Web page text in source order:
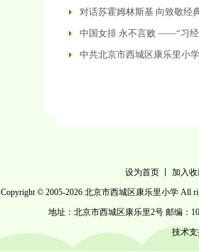
对话苏霍姆林斯基 向致敬经
中国女排 永不言败 ——“习经
中共北京市西城区康乐里小
设为首页
加入
Copyright © 2005-2026 北京市西城区康乐里小学 All
地址：北京市西城区康乐里2号 邮编：
技术